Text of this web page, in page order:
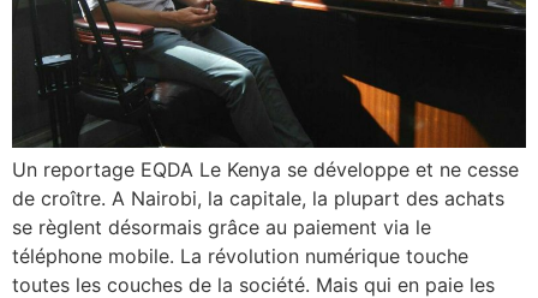
Un reportage EQDA Le Kenya se développe et ne cesse
de croître. A Nairobi, la capitale, la plupart des achats
se règlent désormais grâce au paiement via le
téléphone mobile. La révolution numérique touche
toutes les couches de la société. Mais qui en paie les